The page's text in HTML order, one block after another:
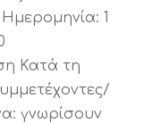
1
Κατά τη
γνωρίσουν